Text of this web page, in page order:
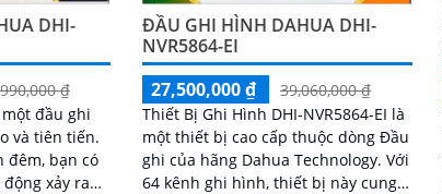
DHI-
₫
một đầu ghi
và tiên tiến.
đêm, bạn có
xảy ra
ĐẦU GHI HÌNH DAHUA DHI-
NVR5864-EI
27,500,000 ₫
39,060,000 ₫
Thiết Bị Ghi Hình DHI-NVR5864-EI là
một thiết bị cao cấp thuộc dòng Đầu
ghi của hãng Dahua Technology. Với
64 kênh ghi hình, thiết bị này cung